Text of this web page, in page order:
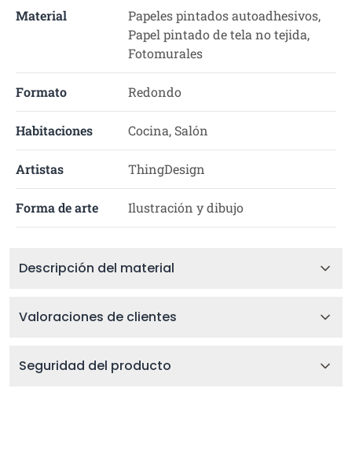
Material
Papeles pintados autoadhesivos,
Papel pintado de tela no tejida,
Fotomurales
Formato Redondo
Habitaciones Cocina, Salón
Artistas ThingDesign
Forma de arte Ilustración y dibujo
Descripción del material
Valoraciones de clientes
Seguridad del producto